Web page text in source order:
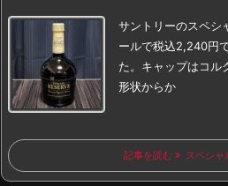
サントリーのスペシ
ールで税込2,240円
た。 キャップはコル
形状からか
記事を読む スペシャ